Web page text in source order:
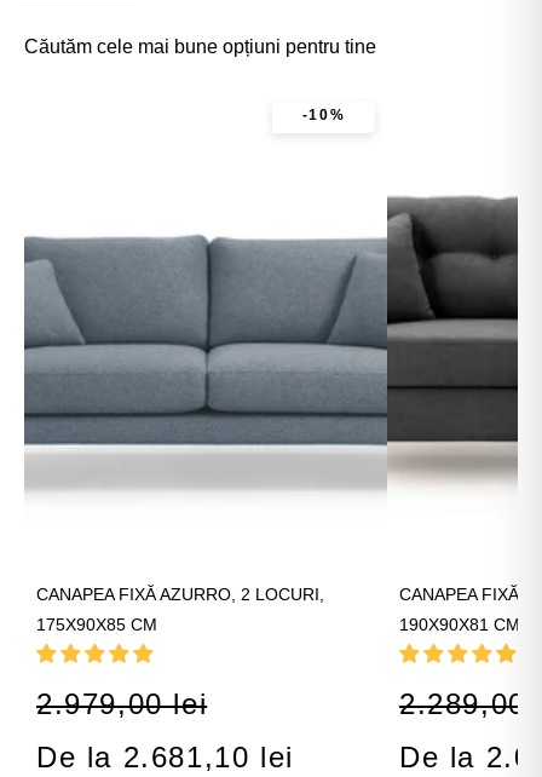
Căutăm cele mai bune opțiuni pentru tine
-10%
CANAPEA FIXĂ AZURRO, 2 LOCURI,
175X90X85 CM
2.979,00 lei
De la 2.681,10 lei
CANAPEA FIXĂ 2
190X90X81 CM
2.289,00
De la